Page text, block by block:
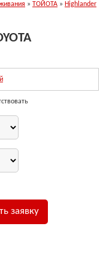
» ТОЙОТА » Highlander
заявку